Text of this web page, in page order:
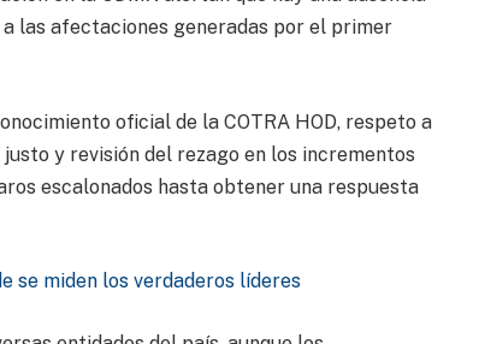
las afectaciones generadas por el primer
oficial de la COTRA HOD, respeto a
y revisión del rezago en los incrementos
escalonados hasta obtener una respuesta
se miden los verdaderos líderes